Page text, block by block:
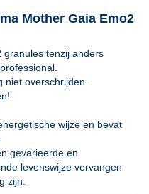
Mother Gaia Emo2
granules tenzij anders
niet overschrijden.
wijze en bevat
gevarieerde en
levenswijze vervangen
zijn.